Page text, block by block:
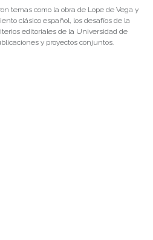
temas como la obra de Lope de Vega y
clásico español, los desafíos de la
editoriales de la Universidad de
y proyectos conjuntos.